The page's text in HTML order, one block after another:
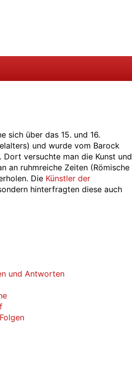
sich über das 15. und 16.
und wurde vom Barock
Dort versuchte man die Kunst und
an ruhmreiche Zeiten (Römische
Die Künstler der
hinterfragten diese auch
und Antworten